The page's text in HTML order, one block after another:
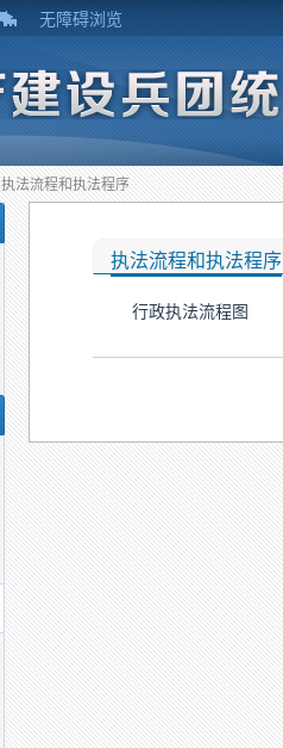
无障碍浏览
执法流程和执法程序
执法流程和执法程序
行政执法流程图